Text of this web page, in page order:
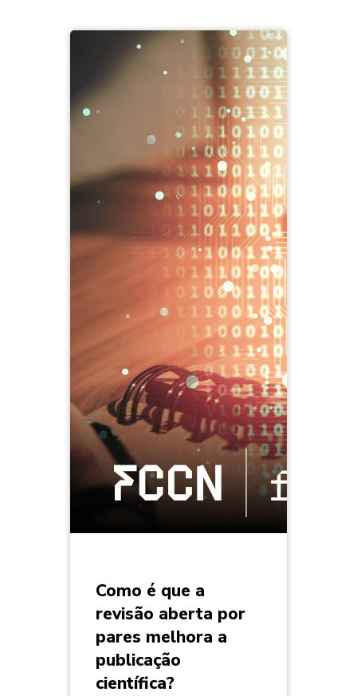
Como é que a
revisão aberta por
pares melhora a
publicação
científica?